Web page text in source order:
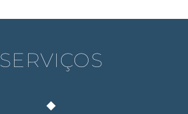
SERVIÇOS